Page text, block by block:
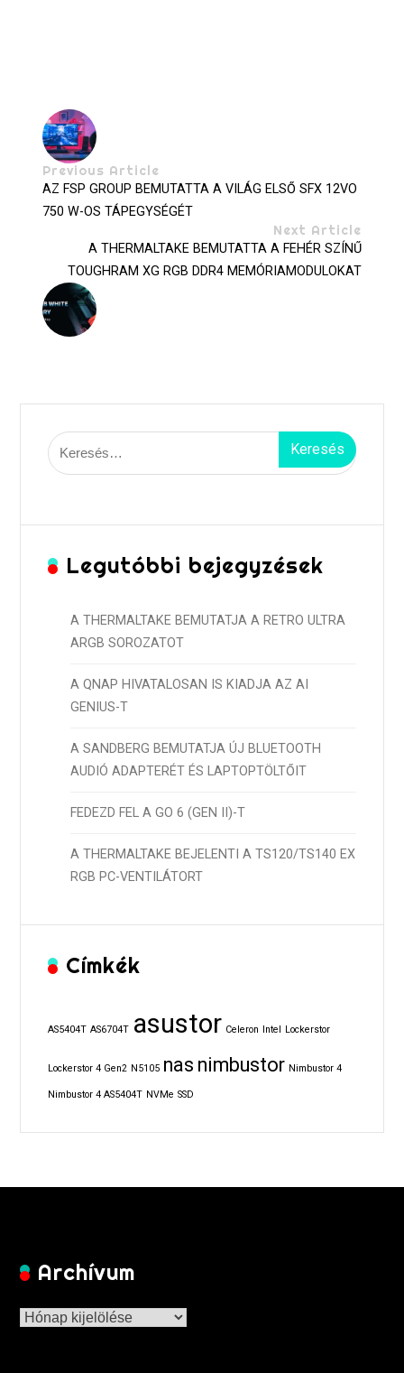
Previous Article
AZ FSP GROUP BEMUTATTA A VILÁG ELSŐ SFX 12VO
750 W-OS TÁPEGYSÉGÉT
Next Article
A THERMALTAKE BEMUTATTA A FEHÉR SZÍNŰ
TOUGHRAM XG RGB DDR4 MEMÓRIAMODULOKAT
Keresés:
Legutóbbi bejegyzések
A THERMALTAKE BEMUTATJA A RETRO ULTRA
ARGB SOROZATOT
A QNAP HIVATALOSAN IS KIADJA AZ AI
GENIUS-T
A SANDBERG BEMUTATJA ÚJ BLUETOOTH
AUDIÓ ADAPTERÉT ÉS LAPTOPTÖLTŐIT
FEDEZD FEL A GO 6 (GEN II)-T
A THERMALTAKE BEJELENTI A TS120/TS140 EX
RGB PC-VENTILÁTORT
Címkék
AS5404T AS6704T asustor Celeron Intel Lockerstor
Lockerstor 4 Gen2 N5105 nas nimbustor Nimbustor 4
Nimbustor 4 AS5404T NVMe SSD
Archívum
Archívum